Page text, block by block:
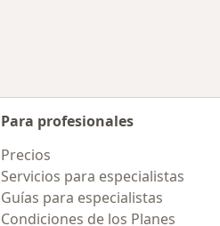
Para profesionales
Precios
Servicios para especialistas
Guías para especialistas
Condiciones de los Planes